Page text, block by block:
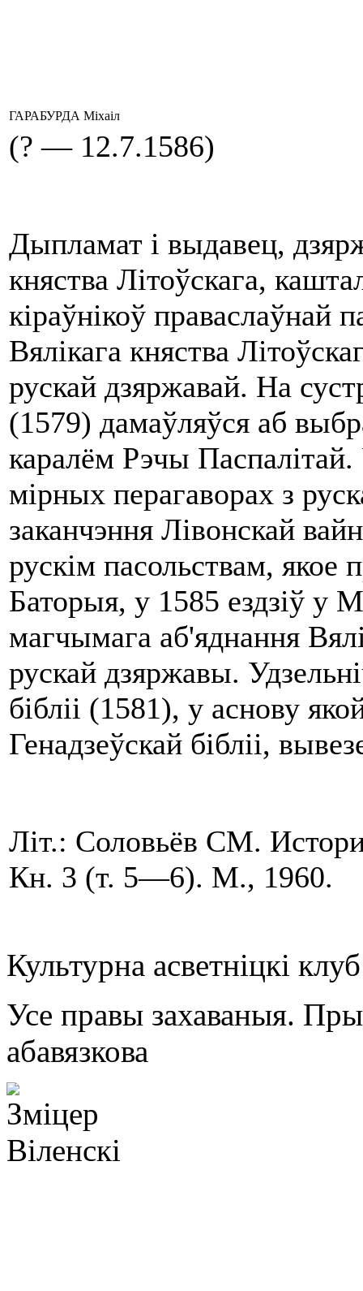
ГАРАБУРДА Міхаіл
(? — 12.7.1586)
Дыпламат i выдавец,
княства Літоўскага,
кіраўнікоў праваслаўнай
Вялікага княства
рускай дзяржавай. На
(1579) дамаўляўся аб
каралём Рэчы
мірных перагаворах з
заканчэння Лівонскай
рускім пасольствам, якое
Баторыя, у 1585 ездзіў у
магчымага аб'яднання
рускай дзяржавы.
бібліі (1581), у аснову
Генадзеўскай бібліі,
Літ.: Соловьёв СМ.
Кн. 3 (т. 5—6). М., 1960.
Культурна асветнiцкi
Усе правы захаваныя.
абавязкова